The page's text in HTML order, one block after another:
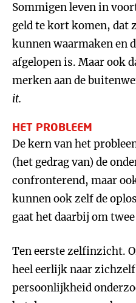
Sommigen leven in
geld te kort komen, dat
kunnen waarmaken en
afgelopen is. Maar ook
merken aan de
it.
HET PROBLEEM
De kern van het
(het gedrag van) de
confronterend, maar
kunnen ook zelf de
gaat het daarbij om
Ten eerste zelfinzicht.
heel eerlijk naar
persoonlijkheid